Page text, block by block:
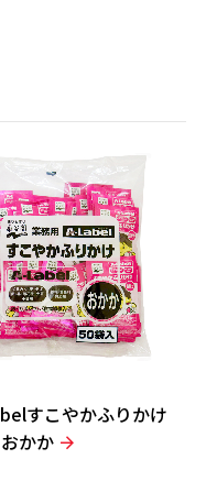
すこやかふりかけ
おかか